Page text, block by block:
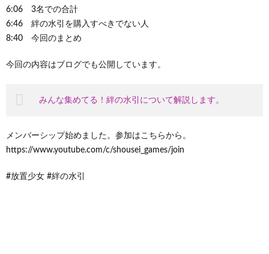
6:06 3名での合計
6:46 絆の水引を購入すべきでない人
8:40 今回のまとめ
今回の内容はブログでも公開しています。
みんな集めてる！絆の水引について解説します。
メンバーシップ始めました。参加はこちらから。
https://www.youtube.com/c/shousei_games/join
#放置少女 #絆の水引